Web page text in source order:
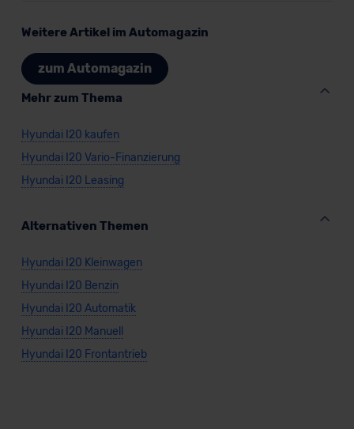
Weitere Artikel im Automagazin
zum Automagazin
Mehr zum Thema
Hyundai I20 kaufen
Hyundai I20 Vario-Finanzierung
Hyundai I20 Leasing
Alternativen Themen
Hyundai I20 Kleinwagen
Hyundai I20 Benzin
Hyundai I20 Automatik
Hyundai I20 Manuell
Hyundai I20 Frontantrieb